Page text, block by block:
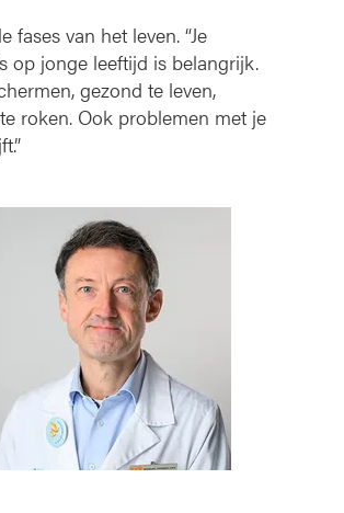
van het leven. “Je
op jonge leeftijd is belangrijk.
gezond te leven,
roken. Ook problemen met je